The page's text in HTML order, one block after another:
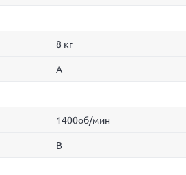
8 кг
A
1400об/мин
B